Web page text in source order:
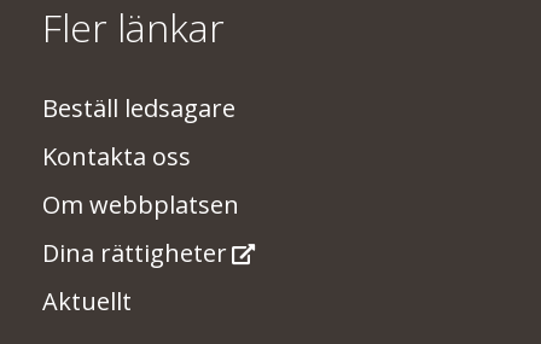
Fler länkar
Beställ ledsagare
Kontakta oss
Om webbplatsen
Dina rättigheter
Aktuellt